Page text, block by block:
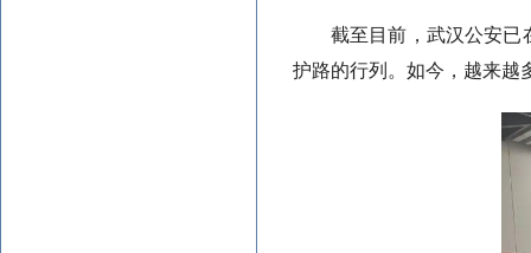
截至目前，武汉公安已
护路的行列。如今，越来越